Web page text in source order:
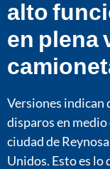
alto
en plena
Versiones indican
disparos en
ciudad de
Unidos. Esto es lo